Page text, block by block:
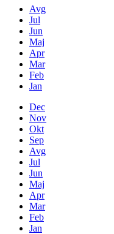
Avg
Jul
Jun
Maj
Apr
Mar
Feb
Jan
Dec
Nov
Okt
Sep
Avg
Jul
Jun
Maj
Apr
Mar
Feb
Jan